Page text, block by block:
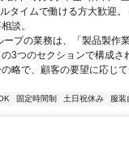
タイムで働ける方大歓迎
談。
プの業務は、「製品製作
の3つのセクションで構成さ
略で、顧客の要望に応じ
固定時間制 土日祝休み 服装